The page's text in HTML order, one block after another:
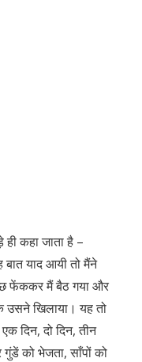
कहा जाता है –
याद आयी तो मैंने
फेंककर मैं बैठ गया और
उसने खिलाया। यह तो
दिन, दो दिन, तीन
गुंडें को भेजता, साँपों को